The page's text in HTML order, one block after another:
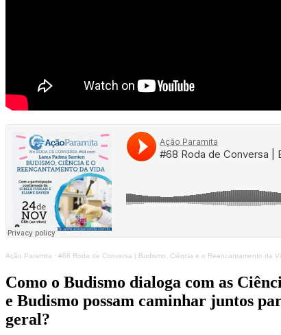
Ação Paramita · #68 Roda de Conversa | Budismo, Ciência e o Reencantamento da
Como o Budismo dialoga com as
e Budismo possam caminhar juntos
geral?